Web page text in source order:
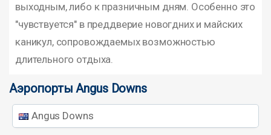
выходным, либо к празничным дням. Особенно это
"чувствуется" в преддверие новогдних и майских
каникул, сопровождаемых возможностью
длительного отдыха.
Аэропорты Angus Downs
Angus Downs